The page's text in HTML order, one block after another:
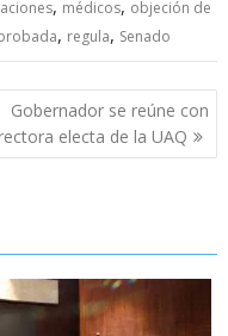
gr
a
m
e
, médicos, objeción de
, regula, Senado
Gobernador se reúne con
rectora electa de la UAQ